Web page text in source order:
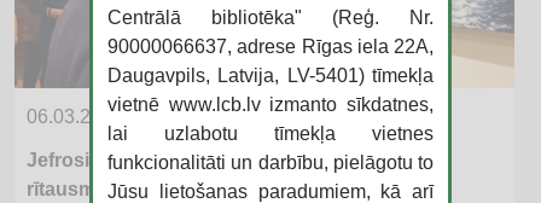
06.03.2019
Jefrosinijas Leles personālzistāde “Kristāla
rītausma” (03.12.2018.)
Centrālā bibliotēka" (Reģ. Nr.
90000066637, adrese Rīgas iela 22A,
Daugavpils, Latvija, LV-5401) tīmekļa
vietnē www.lcb.lv izmanto sīkdatnes,
lai uzlabotu tīmekļa vietnes
funkcionalitāti un darbību, pielāgotu to
Jūsu lietošanas paradumiem, kā arī